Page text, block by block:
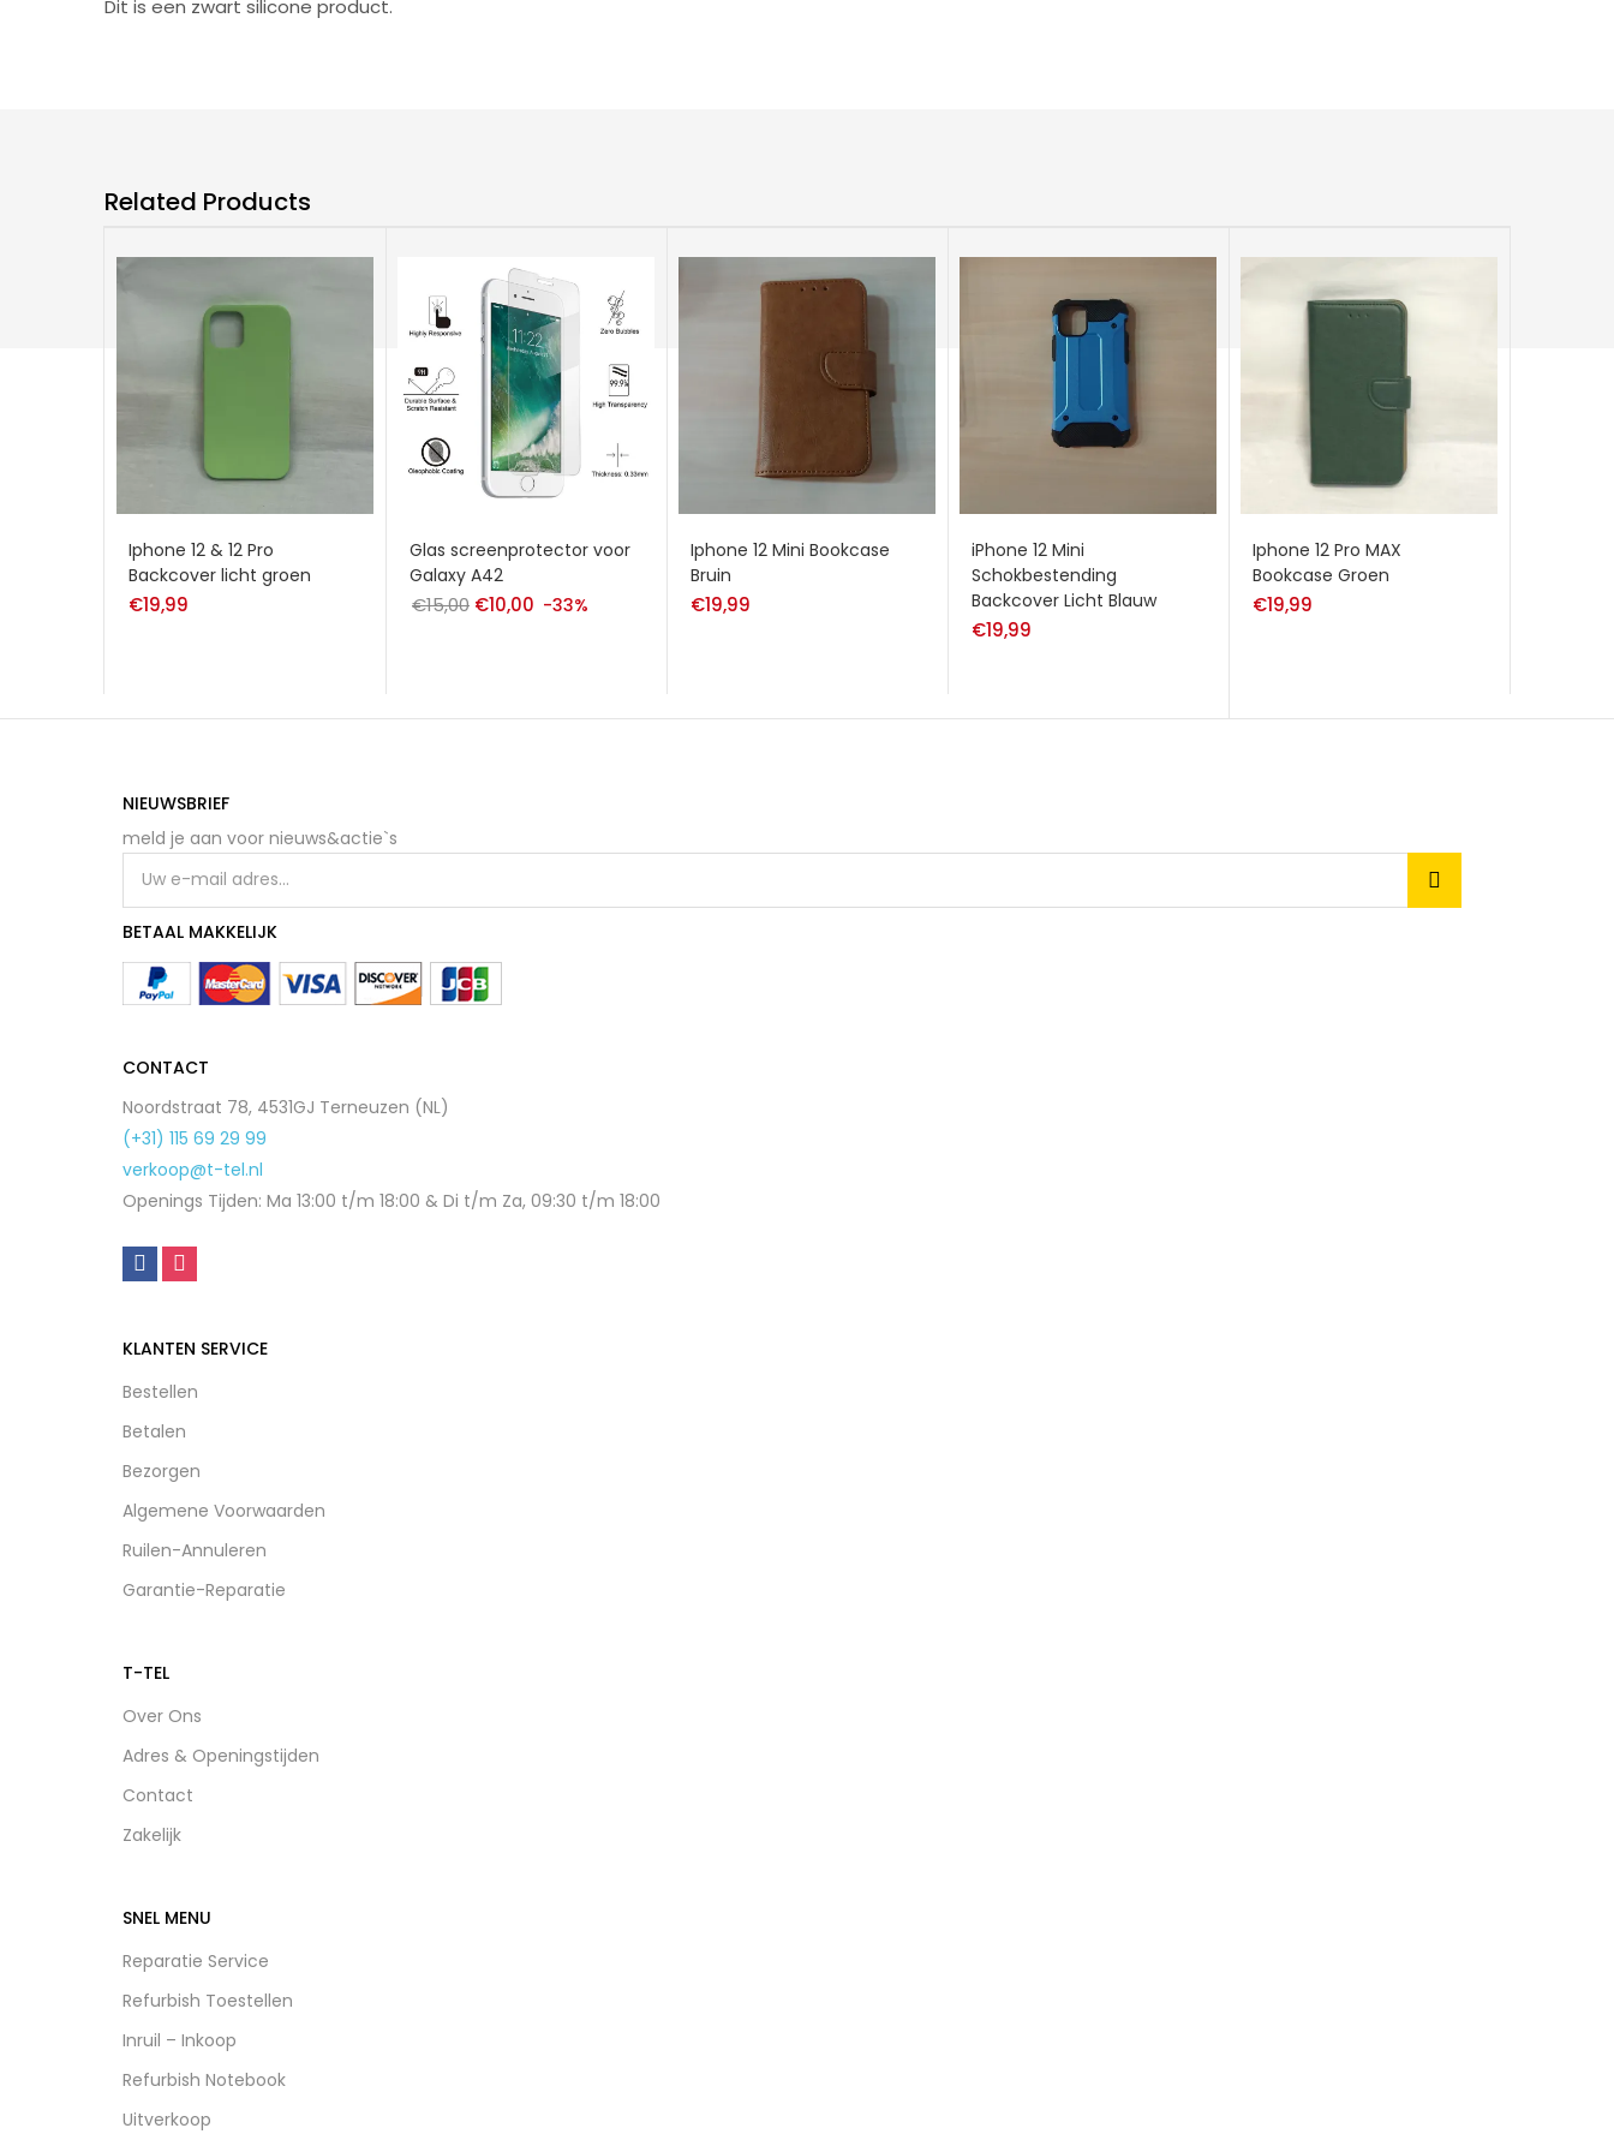
Dit is een zwart silicone product.
Related Products
Iphone 12 & 12 Pro
Backcover licht groen
€19,99
Glas screenprotector voor
Galaxy A42
€15,00 Oorspronkelijke
€10,00 Huidige
-33%
Iphone 12 Mini Bookcase
Bruin
€19,99
iPhone 12 Mini
Schokbestending
Backcover Licht Blauw
€19,99
Iphone 12 Pro MAX
Bookcase Groen
€19,99
NIEUWSBRIEF
meld je aan voor nieuws&actie`s
BETAAL MAKKELIJK
CONTACT
Noordstraat 78, 4531GJ Terneuzen (NL)
(+31) 115 69 29 99
verkoop@t-tel.nl
Openings Tijden: Ma 13:00 t/m 18:00 & Di t/m Za, 09:30 t/m 18:00
KLANTEN SERVICE
Bestellen
Betalen
Bezorgen
Algemene Voorwaarden
Ruilen-Annuleren
Garantie-Reparatie
T-TEL
Over Ons
Adres & Openingstijden
Contact
Zakelijk
SNEL MENU
Reparatie Service
Refurbish Toestellen
Inruil – Inkoop
Refurbish Notebook
Uitverkoop